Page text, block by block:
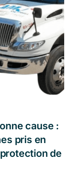
cause :
pris en
de